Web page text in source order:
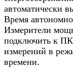
автоматически
Время
Измерители
подключить к ПК
измерений в
времени.